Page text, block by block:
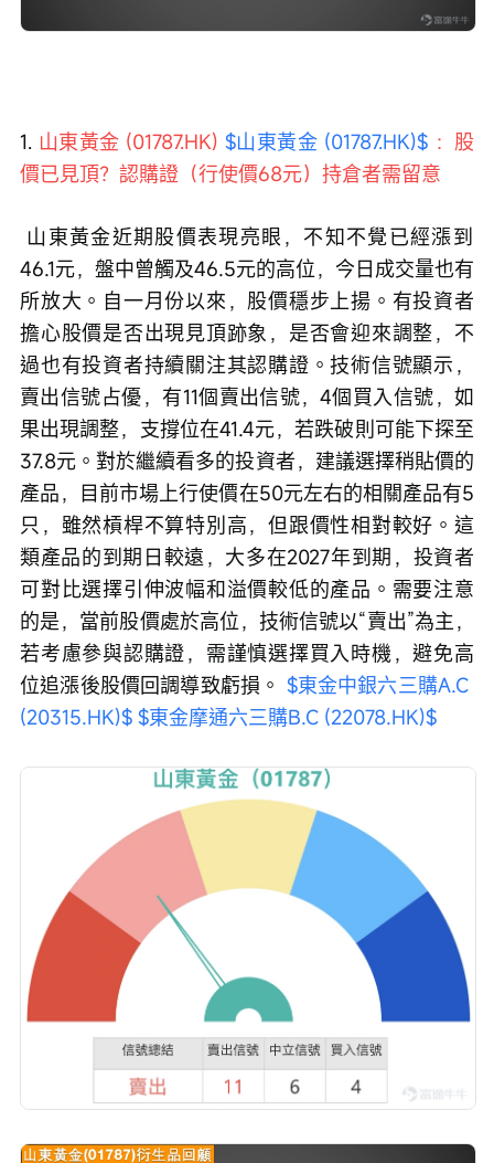
1. 山東黃金 (01787.HK) $山東黃金 (01787.HK)$ ：股
價已見頂？認購證（行使價68元）持倉者需留意
46.1元，盤中曾觸及46.5元的高位，今日成交量也有
所放大。自一月份以來，股價穩步上揚。有投資者
擔心股價是否出現見頂跡象，是否會迎來調整，不
過也有投資者持續關注其認購證。技術信號顯示，
賣出信號占優，有11個賣出信號，4個買入信號，如
果出現調整，支撐位在41.4元，若跌破則可能下探至
37.8元。對於繼續看多的投資者，建議選擇稍貼價的
產品，目前市場上行使價在50元左右的相關產品有5
只，雖然槓桿不算特別高，但跟價性相對較好。這
類產品的到期日較遠，大多在2027年到期，投資者
可對比選擇引伸波幅和溢價較低的產品。需要注意
的是，當前股價處於高位，技術信號以“賣出”為主，
若考慮參與認購證，需謹慎選擇買入時機，避免高
位追漲後股價回調導致虧損。 $東金中銀六三購A.C
(20315.HK)$ $東金摩通六三購B.C (22078.HK)$